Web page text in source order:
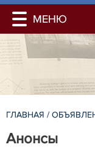
ГЛАВНАЯ /
Анонсы